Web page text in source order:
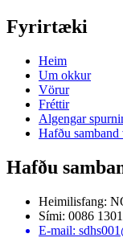
Fyrirtæki
Heim
Um okkur
Vörur
Fréttir
Algengar
Hafðu
Hafðu
Heimilisfang:
Sími: 0086
E-mail: